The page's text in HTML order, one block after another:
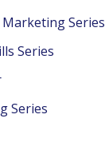
Marketing Series
Series
Series